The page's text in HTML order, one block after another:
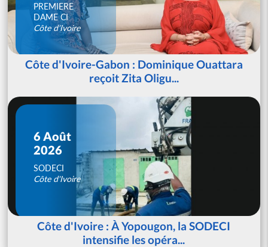
PREMIERE
DAME CI
Côte d'Ivoire
Côte d'Ivoire-Gabon : Dominique Ouattara
reçoit Zita Oligu...
6 Août
2026
SODECI
Côte d'Ivoire
Côte d'Ivoire : À Yopougon, la SODECI
intensifie les opéra...